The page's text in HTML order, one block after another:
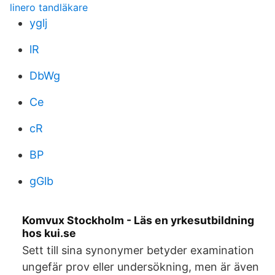
linero tandläkare
yglj
lR
DbWg
Ce
cR
BP
gGlb
Komvux Stockholm - Läs en yrkesutbildning
hos kui.se
Sett till sina synonymer betyder examination
ungefär prov eller undersökning, men är även